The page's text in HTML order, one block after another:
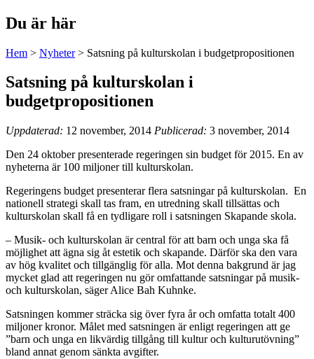
Du är här
Hem > Nyheter> Satsning på kulturskolan i budgetpropositionen
Satsning på kulturskolan i
budgetpropositionen
Uppdaterad: 12 november, 2014 Publicerad: 3 november, 2014
Den 24 oktober presenterade regeringen sin budget för 2015. En av
nyheterna är 100 miljoner till kulturskolan.
Regeringens budget presenterar flera satsningar på kulturskolan. En
nationell strategi skall tas fram, en utredning skall tillsättas och
kulturskolan skall få en tydligare roll i satsningen Skapande skola.
– Musik- och kulturskolan är central för att barn och unga ska få
möjlighet att ägna sig åt estetik och skapande. Därför ska den vara
av hög kvalitet och tillgänglig för alla. Mot denna bakgrund är jag
mycket glad att regeringen nu gör omfattande satsningar på musik-
och kulturskolan, säger Alice Bah Kuhnke.
Satsningen kommer sträcka sig över fyra år och omfatta totalt 400
miljoner kronor. Målet med satsningen är enligt regeringen att ge
”barn och unga en likvärdig tillgång till kultur och kulturutövning”
bland annat genom sänkta avgifter.